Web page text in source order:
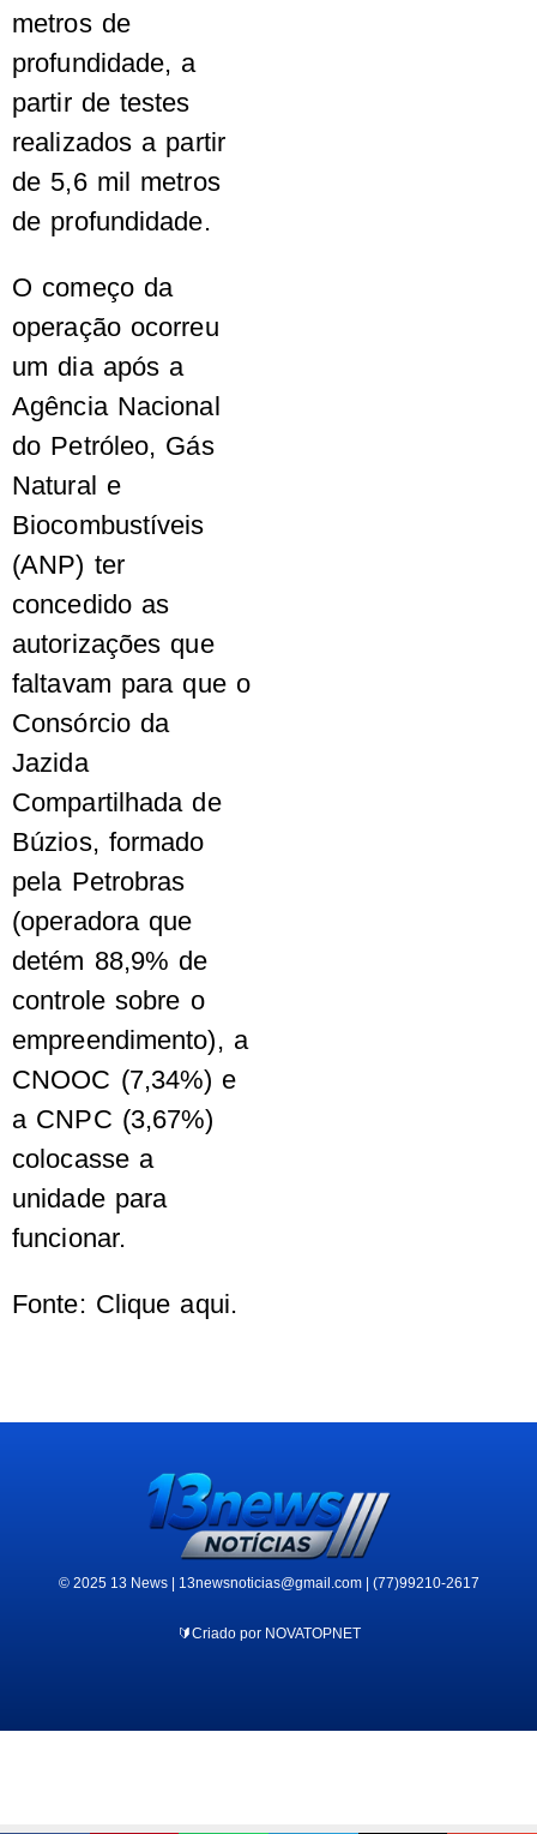
metros de
profundidade, a
partir de testes
realizados a partir
de 5,6 mil metros
de profundidade.
O começo da
operação ocorreu
um dia após a
Agência Nacional
do Petróleo, Gás
Natural e
Biocombustíveis
(ANP) ter
concedido as
autorizações que
faltavam para que o
Consórcio da
Jazida
Compartilhada de
Búzios, formado
pela Petrobras
(operadora que
detém 88,9% de
controle sobre o
empreendimento), a
CNOOC (7,34%) e
a CNPC (3,67%)
colocasse a
unidade para
funcionar.
Fonte: Clique aqui.
© 2025 13 News | 13newsnoticias@gmail.com | (77)99210-2617
🔰Criado por NOVATOPNET